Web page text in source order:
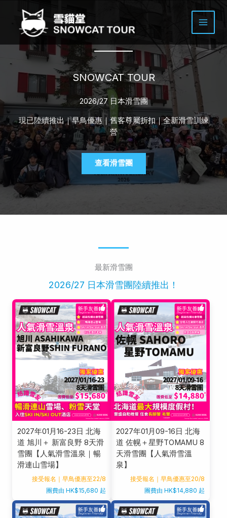
content
SNOWCAT TOUR
2026/27 日本滑雪團
現已陸續推出｜早鳥優惠｜舊客尊屬折扣｜全新滑雪訓練
營
查看滑雪團
最新滑雪團
2026/27 日本滑雪團陸續推出！
2027年01月16-23日 北海
道 旭川＋ 新富良野 8天滑
雪團【人氣滑雪溫泉｜暢
滑連山雪場】
接受報名｜早鳥優惠至22/8
團費由 HK$15,680 起
2027年01月09-16日 北海
道 佐幌＋星野TOMAMU 8
天滑雪團【人氣滑雪溫
泉】
接受報名｜早鳥優惠至20/8
團費由 HK$14,880 起